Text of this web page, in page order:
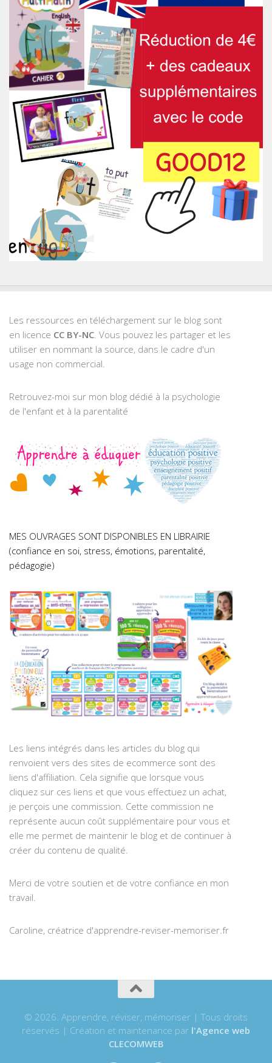
Les ressources en téléchargement sur le blog sont
en licence CC BY-NC . Vous pouvez les partager et les
utiliser en nommant la source, dans le cadre d'un
usage non commercial.
Retrouvez-moi sur mon blog dédié à la psychologie
de l'enfant et à la parentalité
MES OUVRAGES SONT DISPONIBLES EN LIBRAIRIE
(confiance en soi, stress, émotions, parentalité,
pédagogie)
Les liens intégrés dans les articles du blog qui
renvoient vers des sites de ecommerce sont des
liens d'affiliation. Cela signifie que lorsque vous
cliquez sur ces liens et que vous effectuez un achat,
je perçois une commission. Cette commission ne
représente aucun coût supplémentaire pour vous et
elle me permet de maintenir le blog et de continuer à
créer du contenu de qualité.
Merci de votre soutien et de votre confiance en mon
travail.
Caroline, créatrice d'apprendre-reviser-memoriser.fr
© 2026. Apprendre, réviser, mémoriser | Tous droits
réservés | Création et maintenance par l'Agence web
CLECOMWEB